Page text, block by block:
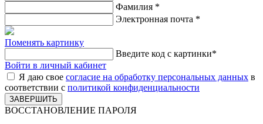
Фамилия *
Электронная почта *
Поменять картинку
Введите код с картинки*
Войти в личный кабинет
Я даю свое согласие на обработку персональных данных в
соответствии с политикой конфиденциальности
ВОССТАНОВЛЕНИЕ ПАРОЛЯ